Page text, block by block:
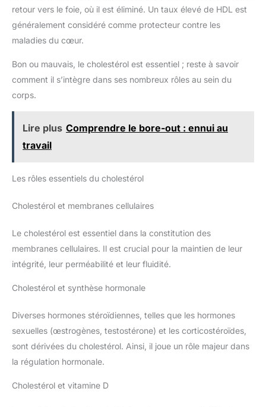
retour vers le foie, où il est éliminé. Un taux élevé de HDL est
généralement considéré comme protecteur contre les
maladies du cœur.
Bon ou mauvais, le cholestérol est essentiel ; reste à savoir
comment il s’intègre dans ses nombreux rôles au sein du
corps.
Lire plus Comprendre le bore-out : ennui au
travail
Les rôles essentiels du cholestérol
Cholestérol et membranes cellulaires
Le cholestérol est essentiel dans la constitution des
membranes cellulaires. Il est crucial pour la maintien de leur
intégrité, leur perméabilité et leur fluidité.
Cholestérol et synthèse hormonale
Diverses hormones stéroïdiennes, telles que les hormones
sexuelles (œstrogènes, testostérone) et les corticostéroïdes,
sont dérivées du cholestérol. Ainsi, il joue un rôle majeur dans
la régulation hormonale.
Cholestérol et vitamine D